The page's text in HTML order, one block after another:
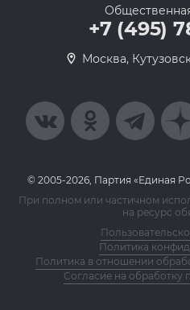
+7 (495)
Москва,
© 2005-2026, Партия «Единая
При полном или частичном
на ресурс
Политика
Политика в отношении
Согласие на обработку